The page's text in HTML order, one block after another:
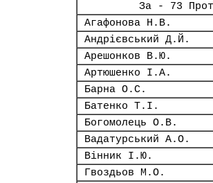
За - 73
Агафонова Н.В.
Андрієвський Д.Й.
Арешонков В.Ю.
Артюшенко І.А.
Барна О.С.
Батенко Т.І.
Богомолець О.В.
Вадатурський А.О.
Вінник І.Ю.
Гвоздьов М.О.